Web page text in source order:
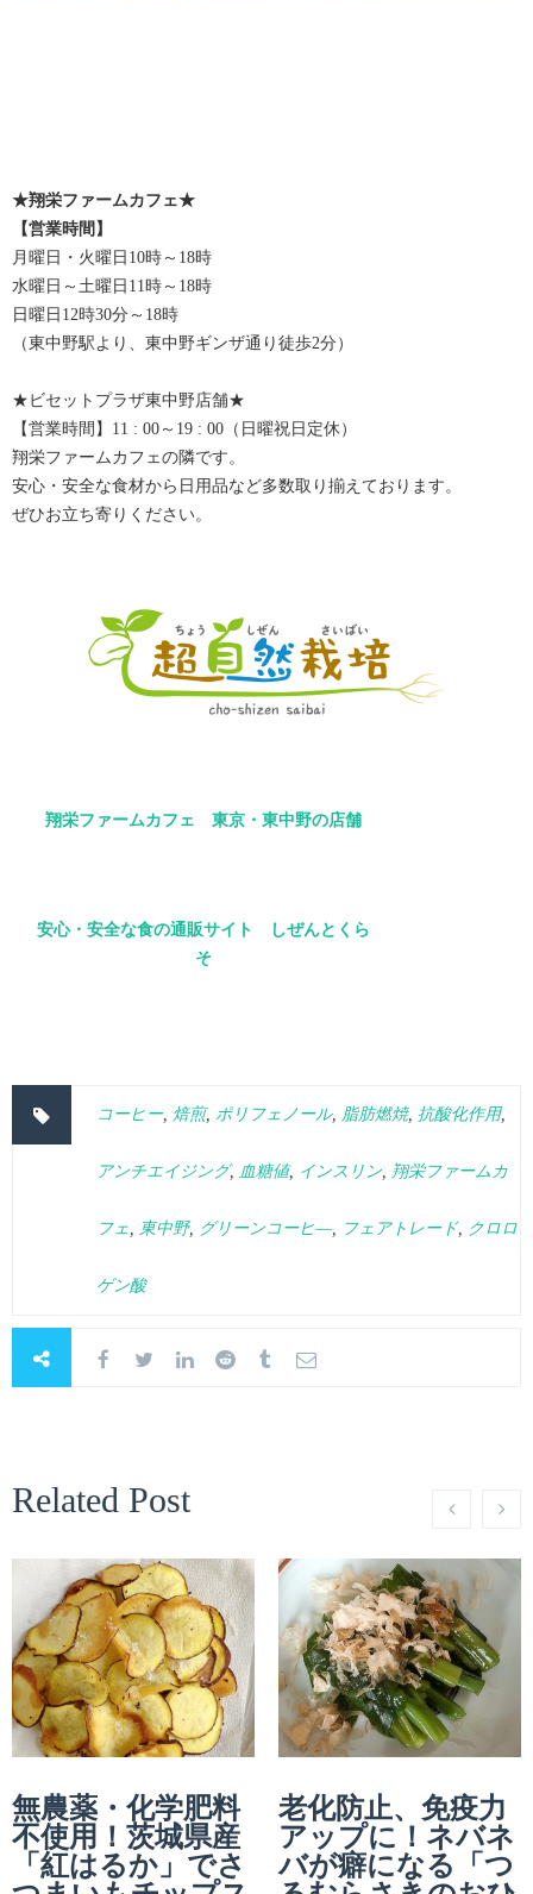
★翔栄ファームカフェ★
【営業時間】
月曜日・火曜日10時～18時
水曜日～土曜日11時～18時
日曜日12時30分～18時
（東中野駅より、東中野ギンザ通り徒歩2分）
★ビセットプラザ東中野店舗★
【営業時間】11 : 00～19 : 00（日曜祝日定休）
翔栄ファームカフェの隣です。
安心・安全な食材から日用品など多数取り揃えております。
ぜひお立ち寄りください。
翔栄ファームカフェ 東京・東中野の店舗
安心・安全な食の通販サイト しぜんとくら
そ
コーヒー, 焙煎, ポリフェノール, 脂肪燃焼, 抗酸化作用,
アンチエイジング, 血糖値, インスリン, 翔栄ファームカ
フェ, 東中野, グリーンコーヒ―, フェアトレード, クロロ
ゲン酸
Related Post
無農薬・化学肥料
不使用！茨城県産
「紅はるか」でさ
老化防止、免疫力
アップに！ネバネ
バが癖になる「つ